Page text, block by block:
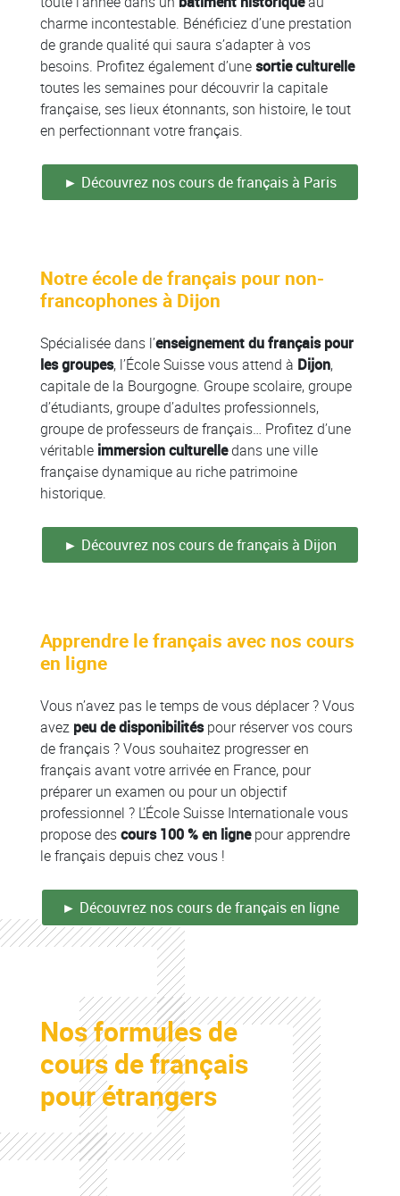
charme incontestable. Bénéficiez d’une prestation
de grande qualité qui saura s’adapter à vos
besoins. Profitez également d’une sortie culturelle
toutes les semaines pour découvrir la capitale
française, ses lieux étonnants, son histoire, le tout
en perfectionnant votre français.
► Découvrez nos cours de français à Paris
Notre école de français pour non-
francophones à Dijon
Spécialisée dans l’enseignement du français pour
les groupes, l’École Suisse vous attend à Dijon,
capitale de la Bourgogne. Groupe scolaire, groupe
d’étudiants, groupe d’adultes professionnels,
groupe de professeurs de français… Profitez d’une
véritable immersion culturelledans une ville
française dynamique au riche patrimoine
historique.
► Découvrez nos cours de français à Dijon
Apprendre le français avec nos cours
en ligne
Vous n’avez pas le temps de vous déplacer ? Vous
avez peu de disponibilitéspour réserver vos cours
de français ? Vous souhaitez progresser en
français avant votre arrivée en France, pour
préparer un examen ou pour un objectif
professionnel ? L’École Suisse Internationale vous
propose descours 100 % en lignepour apprendre
le français depuis chez vous !
► Découvrez nos cours de français en ligne
Colonne
Colonne
Nos formules de
cours de français
pour étrangers